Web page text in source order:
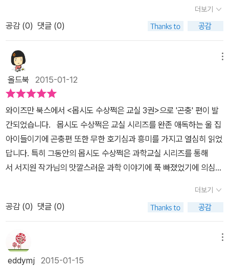
하다. ​바퀴벌레, 모기, 파리, 개미, 노린재처럼 사람들에게 해를 끼치
는 곤충을 해충이라고 하는데해충은 전체 곤충의 5%에 불과하단다.
그 5%의 해충이 곤충의 전부인냥 그냥 싫었던 곤충들... 작고 많아서
그 소중함을 모르고 살아왔는지도 모르겠다. 지구의 생태계를 유지하
는 아주 중요한 생명... ​사람들로 인하여 ​​점점 멸종되어 가는 곤충들이
많다는데, 조금만 관심을 가지고, 조금만 지켜주었으면 하는 바램... ​
왠지 오늘밤 꿈속에서 아로와 같이 나도 곤충이 되어 그동안 내가 괴
롭혔던 하찮은 존재들에게 공격당할것 같은 상상...잘할께...잘할께...
앞으로 작은 것 하나에도 소홀해 하지 말아야 겠다는 생각이 든다. 인
간보다 더 오래 살아남아 지구를 끝까지 지켜줄 곤충들이니 말이다.
보면 죽이려고 하는 걸까요. 해충은 전체 곤충의 5%에 불과하다 해
요. 곤충이 지구에서 사라진다면 정말 인간은 행복해질까요 하고 묻
습니다. 곤충과 벌레의 차이를 알려주며, 벌레라는 단어 대신 '작은 생
물'이라는 단어를 쓰길 권유하기도 해요. 곤충의 다양한 역할을 보면
서 지구의 청소부라는 별명을 붙여줘도 되겠더라고요. 곤충이 없었다
면 이 지구는 시쳇더미가 되었을 거라네요. 나비는 100개의 알을 낳
으면 겨우 3개 정도밖에 살아남지 않는다 해요. 엄청난 시련을 이겨
내고 꿈을 이룬 나비가 이제는 대단하게 여겨집니다. 스토리를 통해
곤충의 다양한 이야기를 재밌게 알려주는데, 독자가 곤충이 된 것 마
냥 마음을 사로잡는 아름다운 스토리였어요. 책 속 나비인 연두가 말
한 '사람들만 안 찾으면 자연은 늘 아름답다.' 라는 문장이 가슴에 남
게 됩니다.
징그럽고 벌레란 느낌으로 천대받고 쉽게 생명을 빼앗기는 곤충들의
모습은 정말 쉽게 주변에서 느끼고 경험했을꺼란 생각을 해요 개미가
까?? 먼저 공격해서 죽이는경우 관찰하고 싶은 마음에 잠자리 날개
를 뚝 다같은 생명인데 무심코 한 행동들 돌이켜보는 사건이 발생하
게 되는데요 친구들이 애벌레 한마리를 괴롭히고 있었어요 석수를
중심으로 돌맹이로 애벌레 맞추기 대회라...그걸 아로가 목격하게 되
죠 왠지 그 대회가 싫고 마음이 내키지 않은 아로는 친구들로부터 애
벌레를 구하기위한 기지를 발휘하게 되죠 바로 '난 벌레 먹는걸 좋아
해 ㅎㅎ '하하 그렇게 벌레모양 젤리와 은근 바꿔 꿀떡연기를 하고 데
려온 애벌레는 소중히 아로의 손길속에서 수상쩍은 과학교실텃밭에
서 비밀리에 자라게 된다죠^^ 특급작전처럼 ㅎ 진행되는 아슬아슬함
재일 수 밖에 없는 이유를 오목조목 몸으로 배워나가는 과정과 세세
한 곤충의 특징들을 배우는 시간들은 정말 흥미로웠어요 벌레와 곤충
의 구분(그건 다릿수에 있다죠 곤충은 다리가 6개랍니다) 공룡보다
더 오랜시간 지구의 주인이였던 곤충 무료 3억 5천만년이나 된다니
오우 거기다 예전엔 공룡이 거대했다는데....정말 와우~!!! 멸종하지
않고 생존해나가는 방식이 정말 신비롭기까지 하더라구요 완전탈바
이 처음 출간되었던 2012년부터..지금까지.꾸준히 사랑받고 있어서
심심하면 꺼내 읽는 책이 되었네요.이번 3권은 '곤충'이라는 주제를
담고 있어요.어떤 재미있고 흥미로운 과학실험과 모험이 펼쳐질지..
책을 손에 든 순간부터 아들의 얼굴에는 미소가 가득이었어요. 주인
공 아로네 옆 집에는 몹시도 수상쩍은 과학교실이 있어요.그 과학교
실은 공부균 선생님이 이끌어 가시고 선생님의 딸인 까칠한 혜리도
과학교실에서 실험을 해요.아로는 아이들이 죽이려던 애벌레 한 마리
를 구해와서 선생님과 혜리 몰래 과학교실에 두었어요.엄마가 기르던
식물이 진딧물 때문에 다 죽게 생겼다며 걱정하시자,아로는 선생님께
여쭤 보기 위해 과학교실로 갔지만 아무도 없었고, 애벌레도 보이지
않았어요.마침 따라온 친구 건우와 함께 둘은 선생님의 서랍안을 보
게 되고,서랍 안에 있는 둥근 빵을 둘이서 나눠먹게 되지요.둘은 곤충
으로 변해버리고 말았어요.지난번에 서랍에서 바람캡슐을 꺼내 먹고
풍선 인형처럼 부풀어 올라서 큰일날 뻔 했는데도,아로의 호기심은
까요?놀라운 일을 당하게 된 아로 덕분에 책을 읽는 아이들은 아주
재미있어질 거예요.곤충으로 변해버린 아로는 공부균 선생님 덕분에
더보기
공감 (0) 댓글 (0)
올드북 2015-01-12
와이즈만 북스에서 <몹시도 수상쩍은 교실 3권>으로 '곤충' 편이 발
간되었습니다. 몹시도 수상쩍은 교실 시리즈를 완존 애독하는 울 집
아이들이기에 곤충편 또한 무한 호기심과 흥미를 가지고 열심히 읽었
답니다. 특히 그동안의 몹시도 수상쩍은 과학교실 시리즈를 통해
서 서지원 작가님의 맛깔스러운 과학 이야기에 푹 빠졌었기에 의심
미난 스토리로 충분히 즐길 수 있음을 알려주는 과학동화이기때문이
지요. 이 책의 중심 인물인 공부균 선생님의 과학교실에서 이번에
는 곤충이야기 펼쳐집니다. 세균, 병균, 대장균은 나쁜 병을 옮기지만,
공부균 성생님은 공부병을 옮긴답니다. 우리 아이들도 이 책을 읽
고 공부균 선생님이 전하는 공부병에 감염되기를 바라면서 이 세상
더보기
공감 (0) 댓글 (0)
eddymj 2015-01-15